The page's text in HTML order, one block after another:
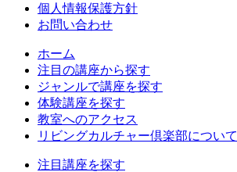
個人情報保護方針
お問い合わせ
ホーム
注目の講座から探す
ジャンルで講座を探す
体験講座を探す
教室へのアクセス
リビングカルチャー倶楽部について
注目講座を探す